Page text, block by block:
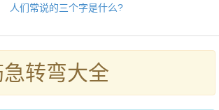
人们常说的三个字是什么?
转弯大全